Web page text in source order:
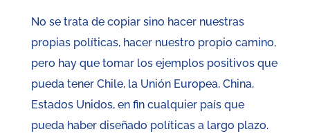
No se trata de copiar sino hacer nuestras
propias políticas, hacer nuestro propio camino,
pero hay que tomar los ejemplos positivos que
pueda tener Chile, la Unión Europea, China,
Estados Unidos, en fin cualquier país que
pueda haber diseñado políticas a largo plazo.